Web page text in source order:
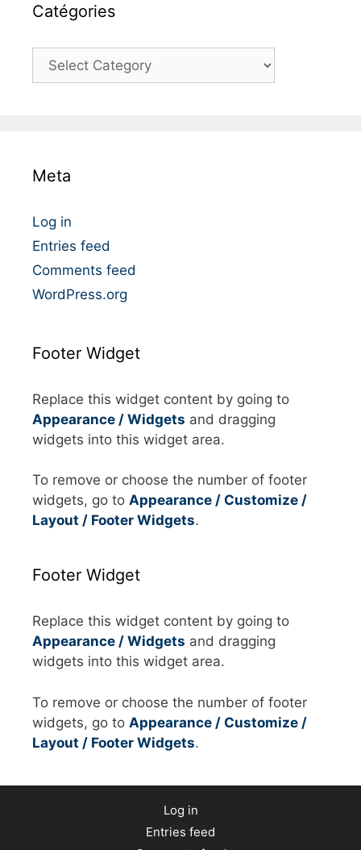
Catégories
r
e
s
Meta
Log in
Entries feed
Comments feed
WordPress.org
Footer Widget
Replace this widget content by going to
Appearance / Widgets and dragging
widgets into this widget area.
To remove or choose the number of footer
widgets, go to Appearance / Customize /
Layout / Footer Widgets.
Footer Widget
Replace this widget content by going to
Appearance / Widgets and dragging
widgets into this widget area.
To remove or choose the number of footer
widgets, go to Appearance / Customize /
Layout / Footer Widgets.
Log in
Entries feed